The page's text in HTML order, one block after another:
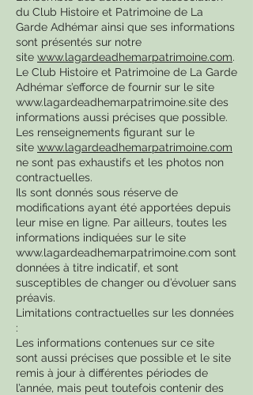
du Club Histoire et Patrimoine de La
Garde Adhémar ainsi que ses informations
sont présentés sur notre
site www.lagardeadhemarpatrimoine.com.
Le Club Histoire et Patrimoine de La Garde
Adhémar s’efforce de fournir sur le site
www.lagardeadhemarpatrimoine.site des
informations aussi précises que possible.
Les renseignements figurant sur le
site www.lagardeadhemarpatrimoine.com
ne sont pas exhaustifs et les photos non
contractuelles.
Ils sont donnés sous réserve de
modifications ayant été apportées depuis
leur mise en ligne. Par ailleurs, toutes les
informations indiquées sur le site
www.lagardeadhemarpatrimoine.com sont
données à titre indicatif, et sont
susceptibles de changer ou d’évoluer sans
préavis.
Limitations contractuelles sur les données
:
Les informations contenues sur ce site
sont aussi précises que possible et le site
remis à jour à différentes périodes de
l’année, mais peut toutefois contenir des